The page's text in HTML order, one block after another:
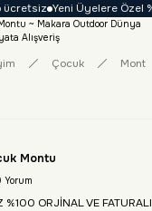
Yeni Üyelere Özel
Çocuk Mont
Montu
Yorum
%100 ORJİNAL VE